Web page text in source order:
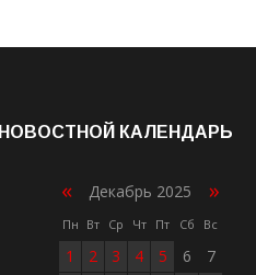
НОВОСТНОЙ КАЛЕНДАРЬ
« Декабрь 2025 »
Пн Вт Ср Чт Пт Сб Вс
1 2 3 4 5 6
7